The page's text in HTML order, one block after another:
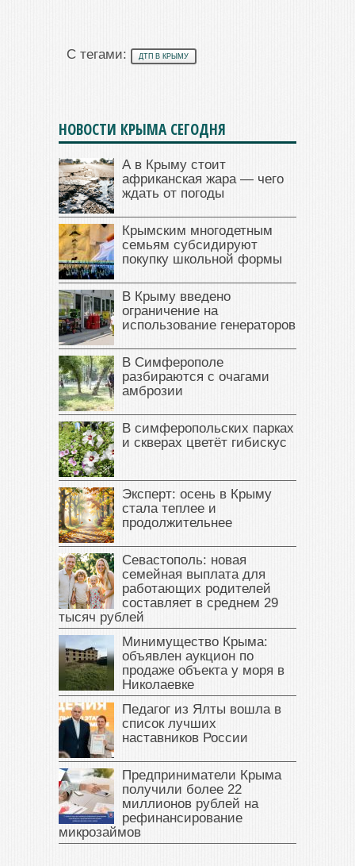
С тегами: ДТП В КРЫМУ
НОВОСТИ КРЫМА СЕГОДНЯ
А в Крыму стоит
африканская жара — чего
ждать от погоды
Крымским многодетным
семьям субсидируют
покупку школьной формы
В Крыму введено
ограничение на
использование генераторов
В Симферополе
разбираются с очагами
амброзии
В симферопольских парках
и скверах цветёт гибискус
Эксперт: осень в Крыму
стала теплее и
продолжительнее
Севастополь: новая
семейная выплата для
работающих родителей
составляет в среднем 29
тысяч рублей
Минимущество Крыма:
объявлен аукцион по
продаже объекта у моря в
Николаевке
Педагог из Ялты вошла в
список лучших
наставников России
Предприниматели Крыма
получили более 22
миллионов рублей на
рефинансирование
микрозаймов